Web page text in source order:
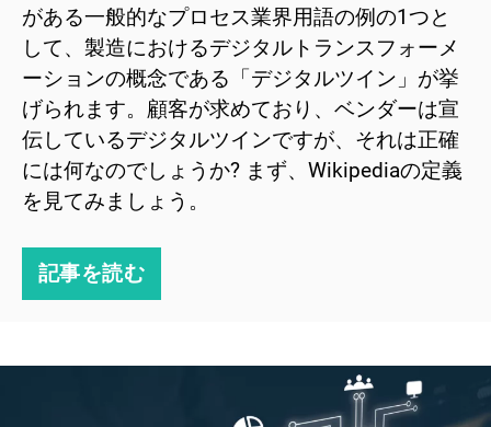
がある一般的なプロセス業界用語の例の1つと
して、製造におけるデジタルトランスフォーメ
ーションの概念である「デジタルツイン」が挙
げられます。顧客が求めており、ベンダーは宣
伝しているデジタルツインですが、それは正確
には何なのでしょうか? まず、Wikipediaの定義
を見てみましょう。
記事を読む